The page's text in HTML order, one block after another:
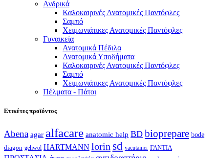
Ανδρικά
Καλοκαιρινές Ανατομικές Παντόφλες
Σαμπό
Χειμωνιάτικες Ανατομικές Παντόφλες
Γυναικεία
Ανατομικά Πέδιλα
Ανατομικά Υποδήματα
Καλοκαιρινές Ανατομικές Παντόφλες
Σαμπό
Χειμωνιάτικες Ανατομικές Παντόφλες
Πέλματα - Πάτοι
Ετικέτες προϊόντος
Abena agar alfacare anatomic help BD bioprepare bode
diagon gehwol HARTMANN lorin sd vacutainer ΓΑΝΤΙΑ